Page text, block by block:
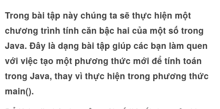
Trong bài tập này chúng ta sẽ thực hiện một
chương trình tính căn bậc hai của một số trong
Java. Đây là dạng bài tập giúp các bạn làm quen
với việc tạo một phương thức mới để tính toán
trong Java, thay vì thực hiện trong phương thức
main().